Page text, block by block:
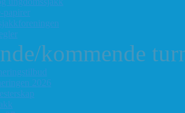
papirer
kommende
2026